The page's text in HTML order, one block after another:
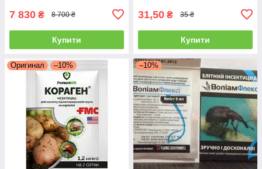
7 830 ₴ 8 700 ₴
Купити
31,50 ₴ 35 ₴
Купити
Оригинал –10% –10%